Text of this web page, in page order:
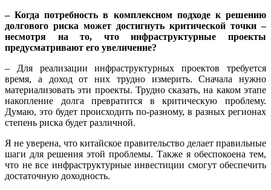
– Когда потребность в комплексном подходе к решению
долгового риска может достигнуть критической точки –
несмотря на то, что инфраструктурные проекты
предусматривают его увеличение?
– Для реализации инфраструктурных проектов требуется
время, а доход от них трудно измерить. Сначала нужно
материализовать эти проекты. Трудно сказать, на каком этапе
накопление долга превратится в критическую проблему.
Думаю, это будет происходить по-разному, в разных регионах
степень риска будет различной.
Я не уверена, что китайское правительство делает правильные
шаги для решения этой проблемы. Также я обеспокоена тем,
что не все инфраструктурные инвестиции смогут обеспечить
достаточную доходность.